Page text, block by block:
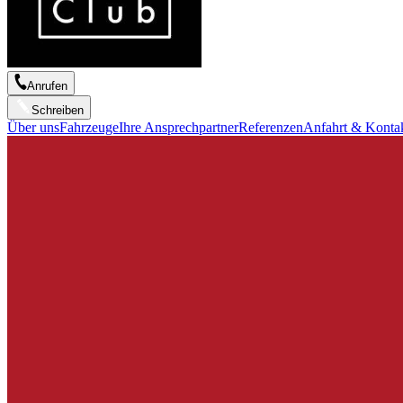
Anrufen
Schreiben
Über unsFahrzeugeIhre AnsprechpartnerReferenzenAnfahrt &